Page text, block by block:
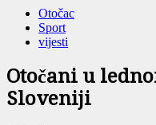
Otočac
Sport
vijesti
Otočani u
Sloveniji